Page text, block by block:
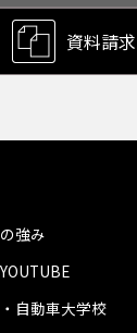
資料請求
強み
自動車大学校